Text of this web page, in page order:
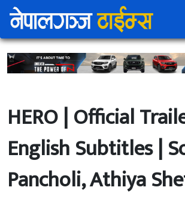
HERO | Official
English Subtitles |
Pancholi, Athiya